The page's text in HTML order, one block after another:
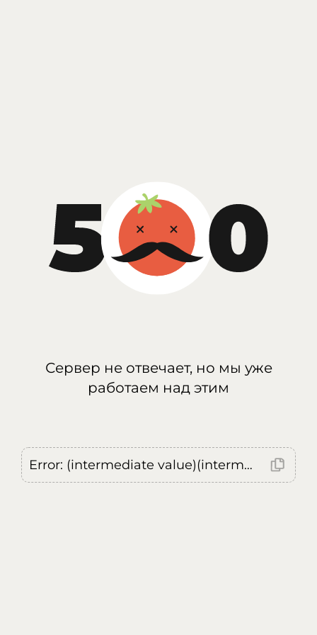
Сервер не отвечает, но мы уже
работаем над этим
Error: (intermediate value)(intermediate value)(intermediate value).replaceAll is not a function